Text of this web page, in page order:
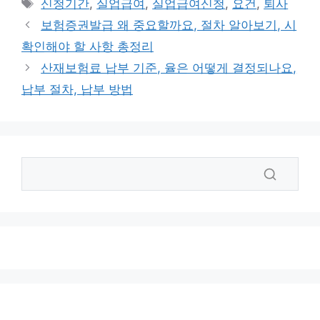
리
그
신청기간, 실업급여 , 실업급여신청, 요건, 퇴사
보험증권발급 왜 중요할까요, 절차 알아보기, 시
확인해야 할 사항 총정리
산재보험료 납부 기준, 율은 어떻게 결정되나요,
납부 절차, 납부 방법